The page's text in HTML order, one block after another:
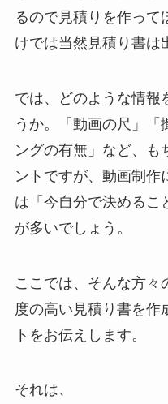
るので見積りを作って
けでは当然見積り書は
では、どのような情報
うか。「動画の尺」「
ングの有無」など、も
ントですが、動画制作
は「今自分で決めるこ
が多いでしょう。
ここでは、そんな方々
度の高い見積り書を作
トをお伝えします。
それは、